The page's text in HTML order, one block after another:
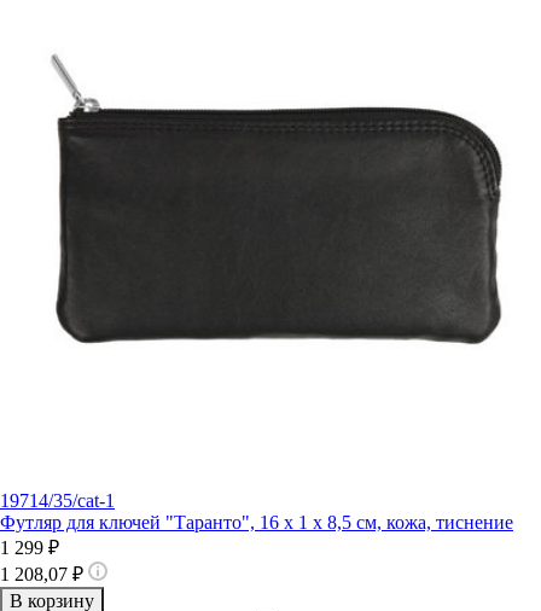
19714/35/cat-1
Футляр для ключей "Таранто", 16 x 1 x 8,5 см, кожа, тиснение
1 299 ₽
1 208,07 ₽
В корзину